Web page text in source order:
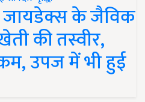
जायडेक्स के जैविक
की तस्वीर,
उपज में भी हुई